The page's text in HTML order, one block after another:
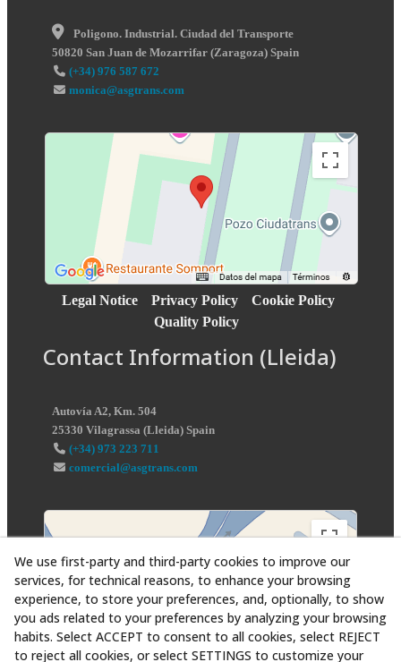
Poligono. Industrial. Ciudad del Transporte
50820 San Juan de Mozarrifar (Zaragoza) Spain
(+34) 976 587 672
monica@asgtrans.com
Legal Notice Privacy Policy
Cookie Policy
Quality Policy
Contact Information (Lleida)
Autovía A2, Km. 504
25330 Vilagrassa (Lleida) Spain
(+34) 973 223 711
comercial@asgtrans.com
We use first-party and third-party cookies to improve our
services, for technical reasons, to enhance your browsing
experience, to store your preferences, and, optionally, to show
you ads related to your preferences by analyzing your browsing
habits. Select ACCEPT to consent to all cookies, select REJECT
to reject all cookies, or select SETTINGS to customize your